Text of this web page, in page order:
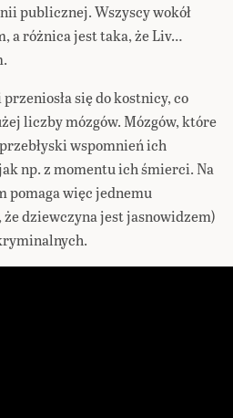
publicznej. Wszyscy wokół
a różnica jest taka, że Liv…
się do kostnicy, co
liczby mózgów. Mózgów, które
wspomnień ich
np. z momentu ich śmierci. Na
pomaga więc jednemu
dziewczyna jest jasnowidzem)